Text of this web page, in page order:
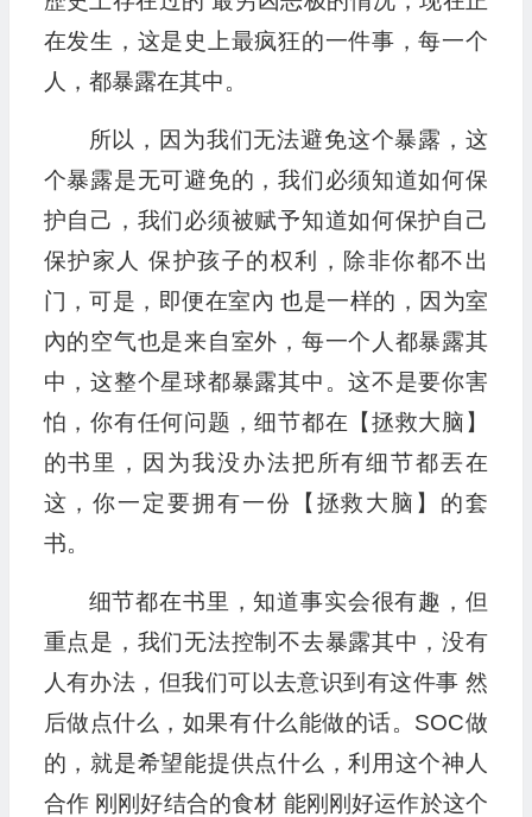
在发生，这是史上最疯狂的一件事，每一个
人，都暴露在其中。
所以，因为我们无法避免这个暴露，这
个暴露是无可避免的，我们必须知道如何保
护自己，我们必须被赋予知道如何保护自己
保护家人 保护孩子的权利，除非你都不出
门，可是，即便在室內 也是一样的，因为室
內的空气也是来自室外，每一个人都暴露其
中，这整个星球都暴露其中。这不是要你害
怕，你有任何问题，细节都在【拯救大脑】
的书里，因为我没办法把所有细节都丟在
这，你一定要拥有一份【拯救大脑】的套
书。
细节都在书里，知道事实会很有趣，但
重点是，我们无法控制不去暴露其中，没有
人有办法，但我们可以去意识到有这件事 然
后做点什么，如果有什么能做的话。SOC做
的，就是希望能提供点什么，利用这个神人
合作 刚刚好结合的食材 能刚刚好运作於这个